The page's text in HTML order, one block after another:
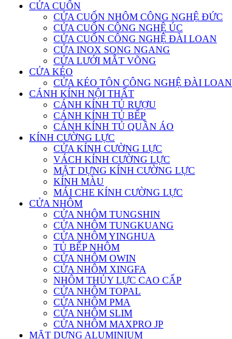
CỬA CUỐN
CỬA CUỐN NHÔM CÔNG NGHỆ ĐỨC
CỬA CUỐN CÔNG NGHỆ ÚC
CỬA CUỐN CÔNG NGHỆ ĐÀI LOAN
CỬA INOX SONG NGANG
CỬA LƯỚI MẮT VÕNG
CỬA KÉO
CỬA KÉO TÔN CÔNG NGHỆ ĐÀI LOAN
CÁNH KÍNH NỘI THẤT
CÁNH KÍNH TỦ RƯỢU
CÁNH KÍNH TỦ BẾP
CÁNH KÍNH TỦ QUẦN ÁO
KÍNH CƯỜNG LỰC
CỬA KÍNH CƯỜNG LỰC
VÁCH KÍNH CƯỜNG LỰC
MẶT DỰNG KÍNH CƯỜNG LỰC
KÍNH MÀU
MÁI CHE KÍNH CƯỜNG LỰC
CỬA NHÔM
CỬA NHÔM TUNGSHIN
CỬA NHÔM TUNGKUANG
CỬA NHÔM YINGHUA
TỦ BẾP NHÔM
CỬA NHÔM OWIN
CỬA NHÔM XINGFA
NHÔM THỦY LỰC CAO CẤP
CỬA NHÔM TOPAL
CỬA NHÔM PMA
CỬA NHÔM SLIM
CỬA NHÔM MAXPRO JP
MẶT DỰNG ALUMINIUM